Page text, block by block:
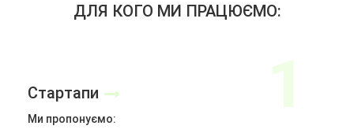
ДЛЯ КОГО МИ ПРАЦЮЄМО:
Стартапи
Ми пропонуємо: